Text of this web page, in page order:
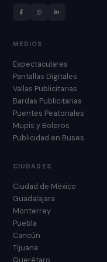
MEDIOS
Espectaculares
Pantallas Digitales
Vallas Publicitarias
Bardas Publicitarias
Puentes Peatonales
Mupis y Boleros
Publicidad en Buses
CIUDADES
Ciudad de México
Guadalajara
Monterrey
Puebla
Cancún
Tijuana